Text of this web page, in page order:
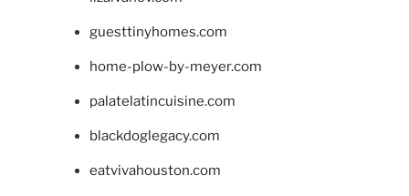
guesttinyhomes.com
home-plow-by-meyer.com
palatelatincuisine.com
blackdoglegacy.com
eatvivahouston.com